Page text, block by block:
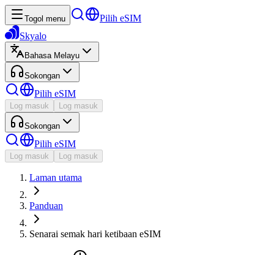
Togol menu
Pilih eSIM
Skyalo
Bahasa Melayu
Sokongan
Pilih eSIM
Log masuk Log masuk
Sokongan
Pilih eSIM
Log masuk Log masuk
Laman utama
Panduan
Senarai semak hari ketibaan eSIM